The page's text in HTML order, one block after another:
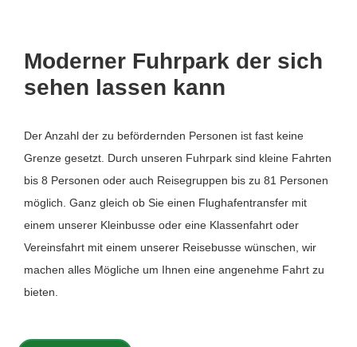
Moderner Fuhrpark der sich
sehen lassen kann
Der Anzahl der zu befördernden Personen ist fast keine
Grenze gesetzt. Durch unseren Fuhrpark sind kleine Fahrten
bis 8 Personen oder auch Reisegruppen bis zu 81 Personen
möglich. Ganz gleich ob Sie einen Flughafentransfer mit
einem unserer Kleinbusse oder eine Klassenfahrt oder
Vereinsfahrt mit einem unserer Reisebusse wünschen, wir
machen alles Mögliche um Ihnen eine angenehme Fahrt zu
bieten.